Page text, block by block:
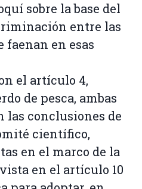
sobre la base del
entre las
faenan en esas
el artículo 4,
de pesca, ambas
las conclusiones de
científico,
en el marco de la
en el artículo 10